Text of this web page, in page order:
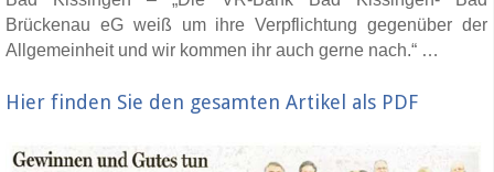
Brückenau eG weiß um ihre Verpflichtung gegenüber der
Allgemeinheit und wir kommen ihr auch gerne nach.“ …
Hier finden Sie den gesamten Artikel als PDF